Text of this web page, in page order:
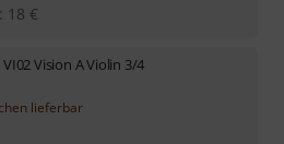
18 €
VI02 Vision A Violin 3/4
lieferbar